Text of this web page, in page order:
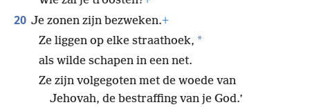
20 Je zonen zijn bezweken.+
Ze liggen op elke straathoek, *
als wilde schapen in een net.
Ze zijn volgegoten met de woede van
Jehovah, de bestraffing van je God.’